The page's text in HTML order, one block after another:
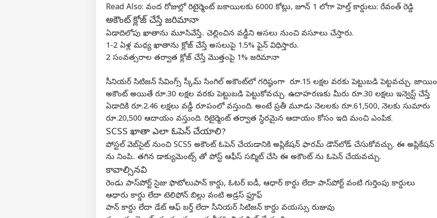
Read Also: వంద రోజుల్లో రిటైర్మెంట్ బకాయిలకు 6000 కోట్లు, జూన్ 1 లోగా హెల్త్ కార్డులు: రేవంత్ రెడ్డి
అకౌంట్ క్లోజ్ చేస్తే జరిమానా
ఏడాదిలోపు ఖాతాను మూసివేస్తే.. చెల్లించిన వడ్డీని అసలు నుంచి వసూలు చేస్తారు.
1-2 ఏళ్ల మధ్య ఖాతాను క్లోజ్ చేస్తే అసలుపై 1.5% ఫైన్ విధిస్తారు.
2 సంవత్సరాల తర్వాత క్లోజ్ చేస్తే మొత్తంపై 1% జరిమానా
సీనియర్ సిటిజన్ సేవింగ్స్ స్కీమ్ సింగిల్ అకౌంట్‌లో గరిష్ఠంగా రూ.15 లక్షల వరకు పెట్టుబడి పెట్టవచ్చు.
అకౌంట్‌ అయితే రూ.30 లక్షల వరకు పెట్టుబడి పెట్టుకోవచ్చు. ఉదాహరణకు మీరు రూ.30 లక్షలు ఇన్వెస్ట్ చేస్తే
ఏడాదికి రూ.2.46 లక్షలు వడ్డీ రూపంలో వస్తుంది. అంటే ప్రతీ మూడు నెలలకు రూ.61,500, నెలకు సుమారు
రూ.20,500 ఆదాయం వస్తుంది. రిటైర్మెంట్ తర్వాత స్థిరమైన ఆదాయం కోసం ఇది మంచి ఎంపిక.
SCSS ఖాతా ఎలా ఓపెన్ చేయాలి?
పోస్టల్ వెబ్‌సైట్ నుంచి SCSS అకౌంట్ ఓపెన్ చేయడానికి అప్లికేషన్ ఫారమ్ డౌన్‌లోడ్ చేసుకోవచ్చు. ఈ అప్లికేషన్
ను నింపి.. తగిన డాక్యుమెంట్స్ తో పోస్ట్ ఆఫీస్ సబ్మిట్ చేసి ఈ అకౌంట్ ను ఓపెన్ చేయవచ్చు.
కావాల్సినవి
రెండు పాస్‌పోర్ట్ సైజు ఫొటోలుపాన్ కార్డు, ఓటర్ ఐడీ, ఆధార్ కార్డు లేదా పాస్‌పోర్ట్ వంటి గుర్తింపు కార్డులు
ఆధారు కార్డు లేదా టెలిఫోన్ బిల్లు వంటి అడ్రస్ ఫ్రూఫ్
పాన్ కార్డు లేదా డేట్ ఆఫ్ బర్త్ లేదా సీనియర్ సిటిజన్ కార్డు వయస్సు రుజువు
మాతో ప్రచారం చేయండి
కేరీర్స్
మా గురించి
అభిప్రాయాన్ని పంపండి
మమ్మల్ని సంప్రదించండి
ప్రైవసీ పాలసీ
వ్యక్తిగత కార్నర్
ఇండియా
తమిళనాడు సీఎం విజయ్
విడాకుల కేసులో కీలక
తీసుకున్న సంగీత!
నిజామాబాద్
ఛీ.. మీ ముఖాలు చూడ‌టం
ఇష్టం లేదు... కింద
టీచర్లపై సర్పంచ్
అమానుషం
విశాఖపట్నం
"అనకాపల్లిలోని
కళ్యాణపులోవ
జోన్‌గా ప్రకటించాలి"
రైతులు, గిరిజనుల జల
47